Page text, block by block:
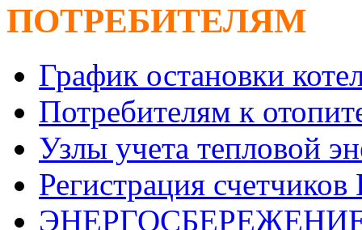
ПОТРЕБИТЕЛЯМ
График остановки
Потребителям к
Узлы учета тепловой
Регистрация